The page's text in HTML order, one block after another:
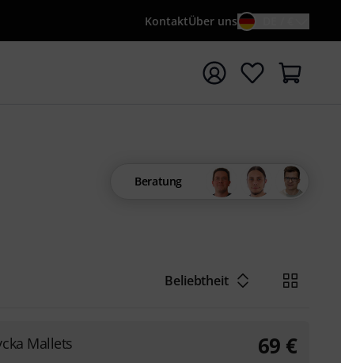
KontaktÜber uns
Suchwort {searchTerm} starten
Beratung
Beliebtheit
Mallets 69 €